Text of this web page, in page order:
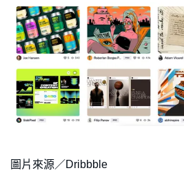
圖片來源／Dribbble